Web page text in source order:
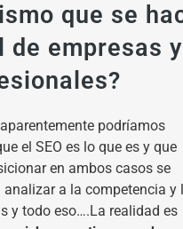
que se
de empresas y
podríamos
el SEO es lo que es y que
en ambos casos se
analizar a la competencia y
y todo eso….La realidad es